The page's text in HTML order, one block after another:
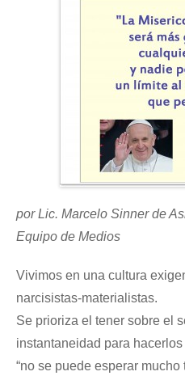
por Lic. Marcelo Sinner de
Equipo de Medios
Vivimos en una cultura
narcisistas-materialistas.
Se prioriza el tener sobre el
instantaneidad para
“no se puede esperar